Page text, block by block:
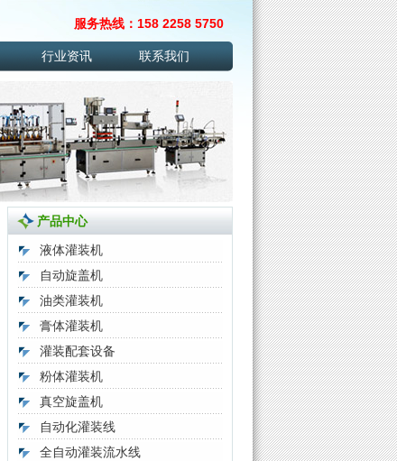
服务热线：158 2258 5750
行业资讯 联系我们
产品中心
液体灌装机
自动旋盖机
油类灌装机
膏体灌装机
灌装配套设备
粉体灌装机
真空旋盖机
自动化灌装线
全自动灌装流水线